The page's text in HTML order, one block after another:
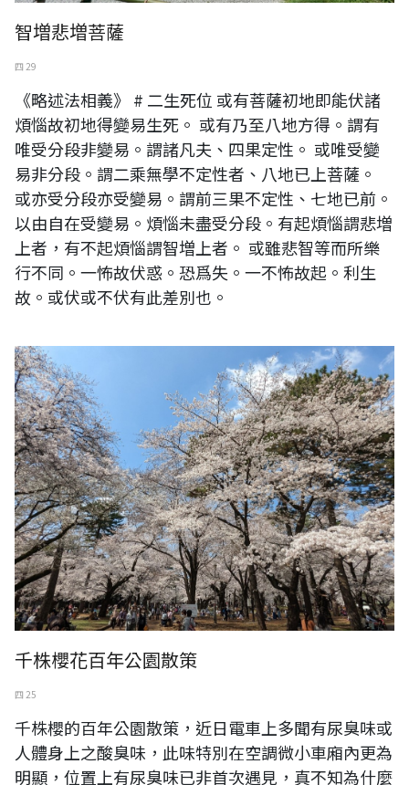
智増悲増菩薩
四 29
《略述法相義》 # 二生死位 或有菩薩初地即能伏諸
煩惱故初地得變易生死。 或有乃至八地方得。謂有
唯受分段非變易。謂諸凡夫、四果定性。 或唯受變
易非分段。謂二乘無學不定性者、八地已上菩薩。
或亦受分段亦受變易。謂前三果不定性、七地已前。
以由自在受變易。煩惱未盡受分段。有起煩惱謂悲増
上者，有不起煩惱謂智増上者。 或雖悲智等而所樂
行不同。一怖故伏惑。恐爲失。一不怖故起。利生
故。或伏或不伏有此差別也。
日本琦玉公園千株櫻花一景
千株櫻花百年公園散策
四 25
千株櫻的百年公園散策，近日電車上多聞有尿臭味或
人體身上之酸臭味，此味特別在空調微小車廂內更為
明顯，位置上有尿臭味已非首次遇見，真不知為什麼